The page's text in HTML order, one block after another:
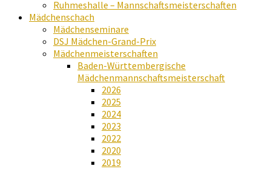
Ruhmeshalle – Mannschaftsmeisterschaften
Mädchenschach
Mädchenseminare
DSJ Mädchen-Grand-Prix
Mädchenmeisterschaften
Baden-Württembergische
Mädchenmannschaftsmeisterschaft
2026
2025
2024
2023
2022
2020
2019